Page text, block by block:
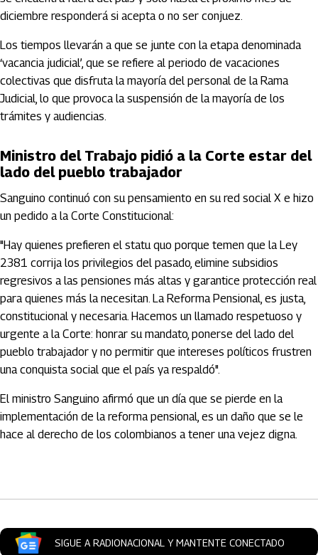
diciembre responderá si acepta o no ser conjuez.
Los tiempos llevarán a que se junte con la etapa denominada
‘vacancia judicial’, que se refiere al periodo de vacaciones
colectivas que disfruta la mayoría del personal de la Rama
Judicial, lo que provoca la suspensión de la mayoría de los
trámites y audiencias.
Ministro del Trabajo pidió a la Corte estar del
lado del pueblo trabajador
Sanguino continuó con su pensamiento en su red social X e hizo
un pedido a la Corte Constitucional:
"Hay quienes prefieren el statu quo porque temen que la Ley
2381 corrija los privilegios del pasado, elimine subsidios
regresivos a las pensiones más altas y garantice protección real
para quienes más la necesitan. La Reforma Pensional, es justa,
constitucional y necesaria. Hacemos un llamado respetuoso y
urgente a la Corte: honrar su mandato, ponerse del lado del
pueblo trabajador y no permitir que intereses políticos frustren
una conquista social que el país ya respaldó".
El ministro Sanguino afirmó que un día que se pierde en la
implementación de la reforma pensional, es un daño que se le
hace al derecho de los colombianos a tener una vejez digna.
SIGUE A RADIONACIONAL Y MANTENTE CONECTADO